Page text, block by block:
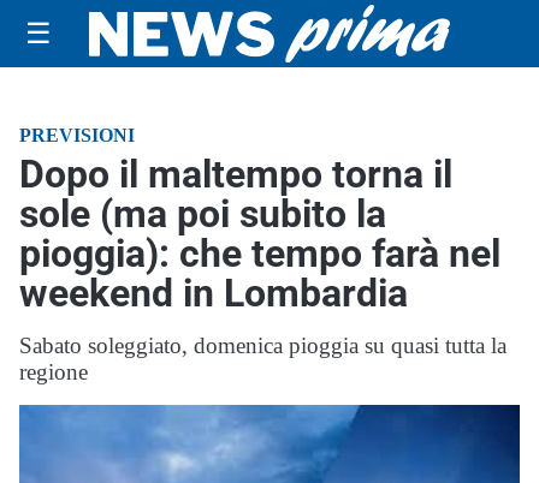
☰
PREVISIONI
Dopo il maltempo torna il
sole (ma poi subito la
pioggia): che tempo farà nel
weekend in Lombardia
Sabato soleggiato, domenica pioggia su quasi tutta la
regione